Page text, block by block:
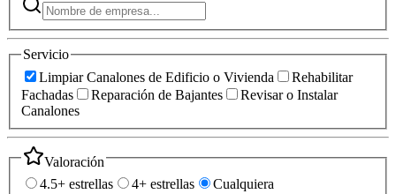
Servicio
Limpiar Canalones de Edificio o Vivienda
Rehabilitar
Fachadas
Reparación de Bajantes
Revisar o Instalar
Canalones
Valoración
4.5+ estrellas
4+ estrellas Cualquiera